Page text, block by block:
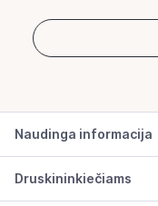
Naudinga informacija
Druskininkiečiams